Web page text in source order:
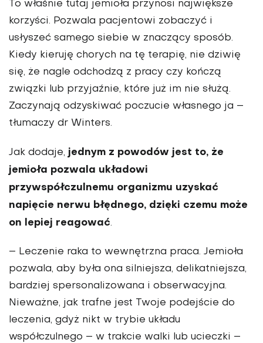
To właśnie tutaj jemioła przynosi największe
korzyści. Pozwala pacjentowi zobaczyć i
usłyszeć samego siebie w znaczący sposób.
Kiedy kieruję chorych na tę terapię, nie dziwię
się, że nagle odchodzą z pracy czy kończą
związki lub przyjaźnie, które już im nie służą.
Zaczynają odzyskiwać poczucie własnego ja –
tłumaczy dr Winters.
Jak dodaje, jednym z powodów jest to, że
jemioła pozwala układowi
przywspółczulnemu organizmu uzyskać
napięcie nerwu błędnego, dzięki czemu może
on lepiej reagować.
– Leczenie raka to wewnętrzna praca. Jemioła
pozwala, aby była ona silniejsza, delikatniejsza,
bardziej spersonalizowana i obserwacyjna.
Nieważne, jak trafne jest Twoje podejście do
leczenia, gdyż nikt w trybie układu
współczulnego – w trakcie walki lub ucieczki –